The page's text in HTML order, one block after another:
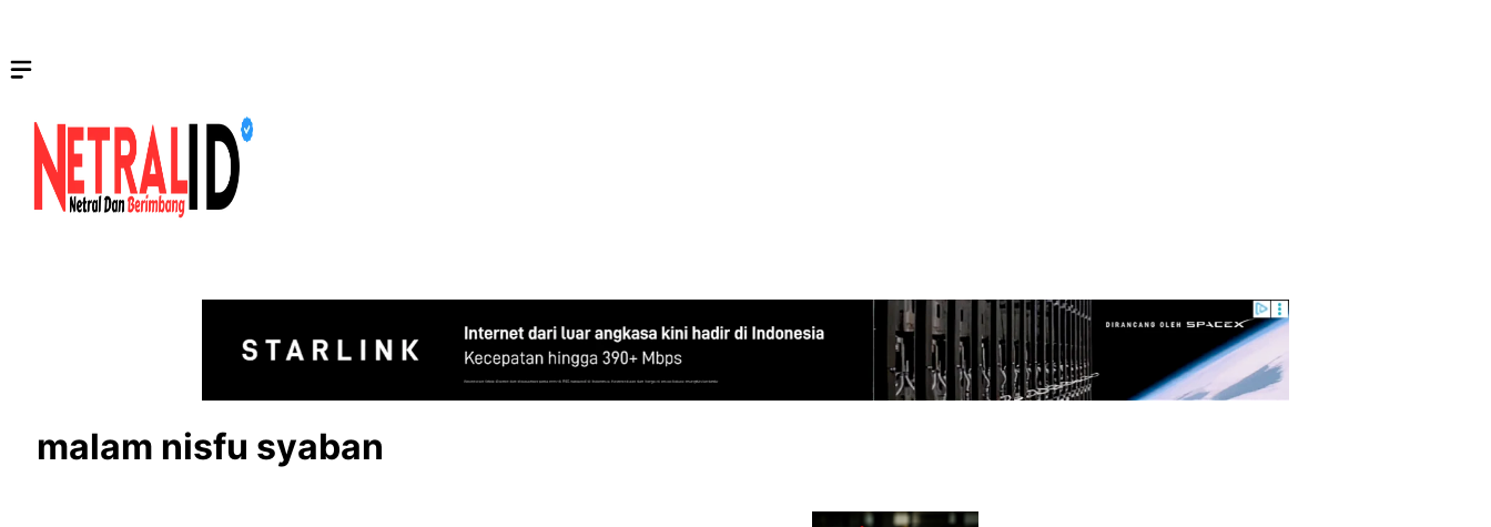
isi
malam nisfu syaban